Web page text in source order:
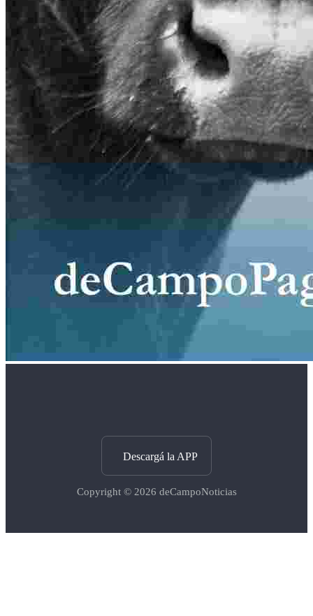
Descargá la APP
Copyright © 2026 deCampoNoticias